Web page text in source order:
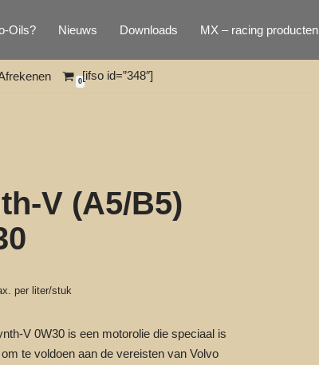
Oils? Nieuws Downloads MX – racing producten
0[ifso id=”348″]
V (A5/B5)
per liter/stuk
V 0W30 is een motorolie die speciaal is
te voldoen aan de vereisten van Volvo